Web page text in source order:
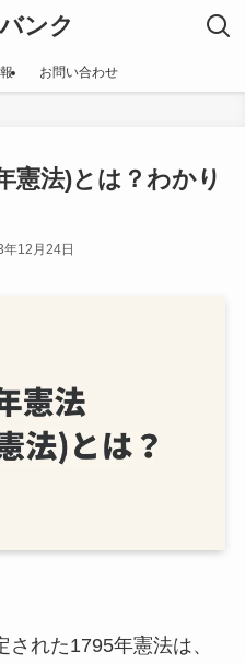
ンク
お問い合わせ
憲法)とは？わかり
年12月24日
れた1795年憲法は、